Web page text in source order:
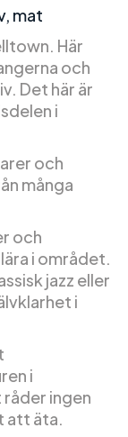
mat
Här
och
Det här är
i
och
många
och
i området.
jazz eller
i
i
ingen
att äta.